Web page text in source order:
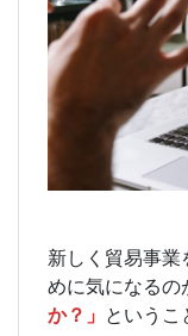
新しく貿易事業
めに気になるの
か？」 というこ